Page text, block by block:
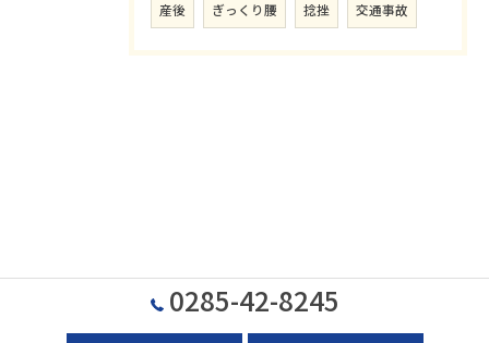
産後 ぎっくり腰 捻挫 交通事故
0285-42-8245